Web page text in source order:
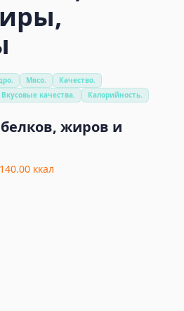
Мясо.
Качество.
Вкусовые качества.
Калорийность.
жиров и
140.00 ккал